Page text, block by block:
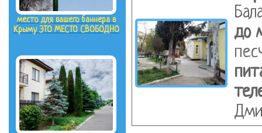
место для вашего баннера в
Крыму ЭТО МЕСТО СВОБОДНО
до